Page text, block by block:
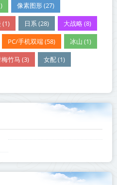
像素图形 (27)
(1) 日系 (28) 大战略 (8)
PC/手机双端 (58) 冰山 (1)
竹马 (3) 女配 (1)